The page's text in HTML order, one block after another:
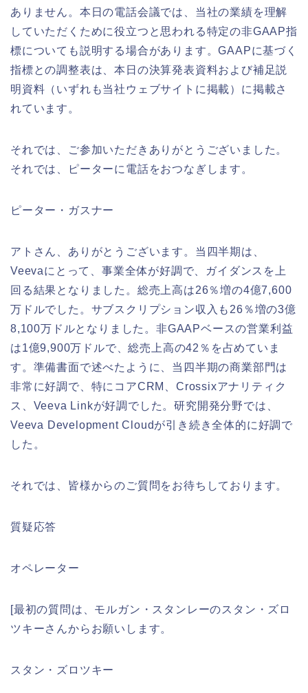
ありません。本日の電話会議では、当社の業績を理解
していただくために役立つと思われる特定の非GAAP指
標についても説明する場合があります。GAAPに基づく
指標との調整表は、本日の決算発表資料および補足説
明資料（いずれも当社ウェブサイトに掲載）に掲載さ
れています。
それでは、ご参加いただきありがとうございました。
それでは、ピーターに電話をおつなぎします。
ピーター・ガスナー
アトさん、ありがとうございます。当四半期は、
Veevaにとって、事業全体が好調で、ガイダンスを上
回る結果となりました。総売上高は26％増の4億7,600
万ドルでした。サブスクリプション収入も26％増の3億
8,100万ドルとなりました。非GAAPベースの営業利益
は1億9,900万ドルで、総売上高の42％を占めていま
す。準備書面で述べたように、当四半期の商業部門は
非常に好調で、特にコアCRM、Crossixアナリティク
ス、Veeva Linkが好調でした。研究開発分野では、
Veeva Development Cloudが引き続き全体的に好調で
した。
それでは、皆様からのご質問をお待ちしております。
質疑応答
オペレーター
[最初の質問は、モルガン・スタンレーのスタン・ズロ
ツキーさんからお願いします。
スタン・ズロツキー